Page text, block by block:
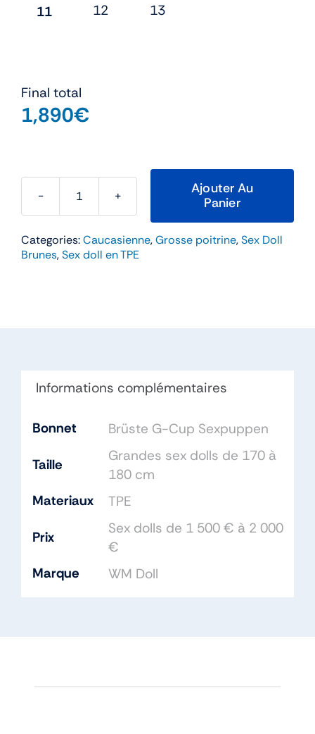
11 12 13
Final total
1,890€
quantité
Vivian
–
Ajouter Au
Panier
Categories:Caucasienne,Grosse poitrine,Sex Doll
Brunes,Sex doll en TPE
Informations complémentaires
Bonnet Brüste G-Cup Sexpuppen
Taille
Grandes sex dolls de 170 à
180 cm
Materiaux
TPE
Prix
Sex dolls de 1 500 € à 2 000
€
Marque
WM Doll